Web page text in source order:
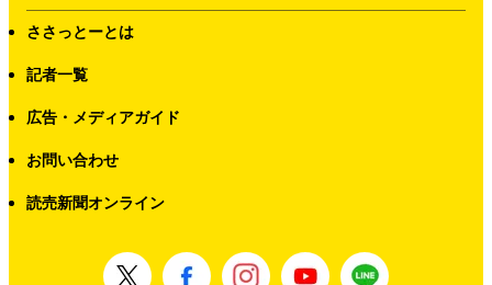
ささっとーとは
記者一覧
広告・メディアガイド
お問い合わせ
読売新聞オンライン